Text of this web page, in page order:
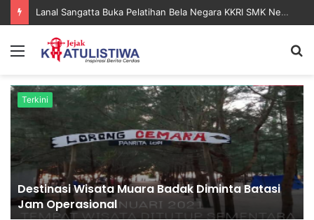
Lanal Sangatta Gelar Khitan Massal Gratis di Desa Muara Bengalon
Menu
Terkini
Destinasi Wisata Muara Badak Diminta Batasi
Jam Operasional